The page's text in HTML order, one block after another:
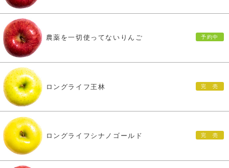
農薬を一切使ってないりんご
ロングライフ王林
ロングライフシナノゴールド